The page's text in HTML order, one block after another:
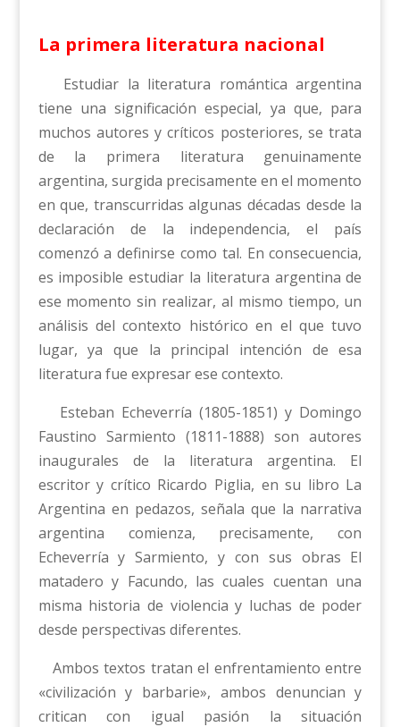
La primera literatura nacional
Estudiar la literatura romántica argentina
tiene una significación especial, ya que, para
muchos autores y críticos posteriores, se trata
de la primera literatura genuinamente
argentina, surgida precisamente en el momento
en que, transcurridas algunas décadas desde la
declaración de la independencia, el país
comenzó a definirse como tal. En consecuencia,
es imposible estudiar la literatura argentina de
ese momento sin realizar, al mismo tiempo, un
análisis del contexto histórico en el que tuvo
lugar, ya que la principal intención de esa
literatura fue expresar ese contexto.
Esteban Echeverría (1805-1851) y Domingo
Faustino Sarmiento (1811-1888) son autores
inaugurales de la literatura argentina. El
escritor y crítico Ricardo Piglia, en su libro La
Argentina en pedazos, señala que la narrativa
argentina comienza, precisamente, con
Echeverría y Sarmiento, y con sus obras El
matadero y Facundo, las cuales cuentan una
misma historia de violencia y luchas de poder
desde perspectivas diferentes.
Ambos textos tratan el enfrentamiento entre
«civilización y barbarie», ambos denuncian y
critican con igual pasión la situación